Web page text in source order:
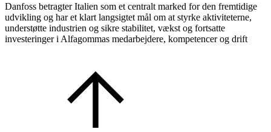
Danfoss betragter Italien som et centralt marked for den fremtidige
udvikling og har et klart langsigtet mål om at styrke aktiviteterne,
understøtte industrien og sikre stabilitet, vækst og fortsatte
investeringer i Alfagommas medarbejdere, kompetencer og drift